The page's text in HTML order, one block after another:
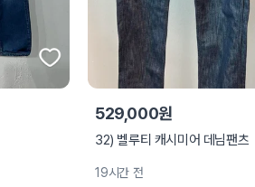
529,000원
32) 벨루티 캐시미어 데님팬츠
19시간 전